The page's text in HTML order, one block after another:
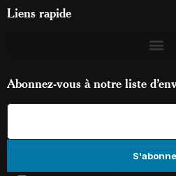
Liens rapide
Abonnez-vous à notre liste